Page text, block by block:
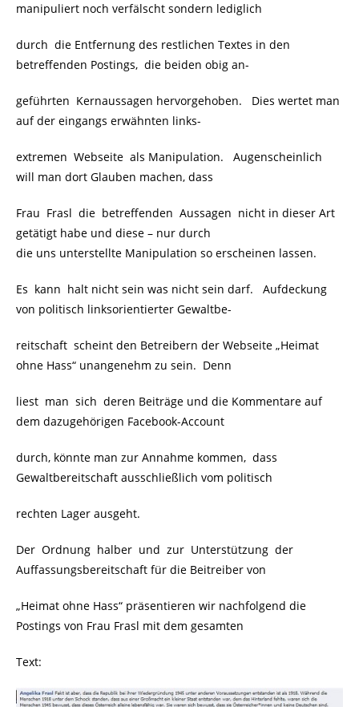
manipuliert noch verfälscht sondern lediglich
durch die Entfernung des restlichen Textes in den
betreffenden Postings, die beiden obig an-
geführten Kernaussagen hervorgehoben. Dies wertet man
auf der eingangs erwähnten links-
extremen Webseite als Manipulation. Augenscheinlich
will man dort Glauben machen, dass
Frau Frasl die betreffenden Aussagen nicht in dieser Art
getätigt habe und diese – nur durch
die uns unterstellte Manipulation so erscheinen lassen.
Es kann halt nicht sein was nicht sein darf. Aufdeckung
von politisch linksorientierter Gewaltbe-
reitschaft scheint den Betreibern der Webseite „Heimat
ohne Hass“ unangenehm zu sein. Denn
liest man sich deren Beiträge und die Kommentare auf
dem dazugehörigen Facebook-Account
durch, könnte man zur Annahme kommen, dass
Gewaltbereitschaft ausschließlich vom politisch
rechten Lager ausgeht.
Der Ordnung halber und zur Unterstützung der
Auffassungsbereitschaft für die Beitreiber von
„Heimat ohne Hass“ präsentieren wir nachfolgend die
Postings von Frau Frasl mit dem gesamten
Text: